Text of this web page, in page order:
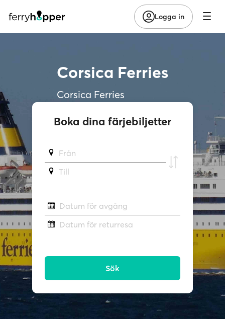
Logga in
Corsica Ferries
Corsica Ferries
Boka dina färjebiljetter
Från
Till
Datum för avgång
Datum för returresa
Sök